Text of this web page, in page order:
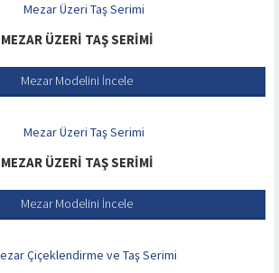
MEZAR ÜZERI TAŞ SERIMI
Mezar Modelini İncele
MEZAR ÜZERI TAŞ SERIMI
Mezar Modelini İncele